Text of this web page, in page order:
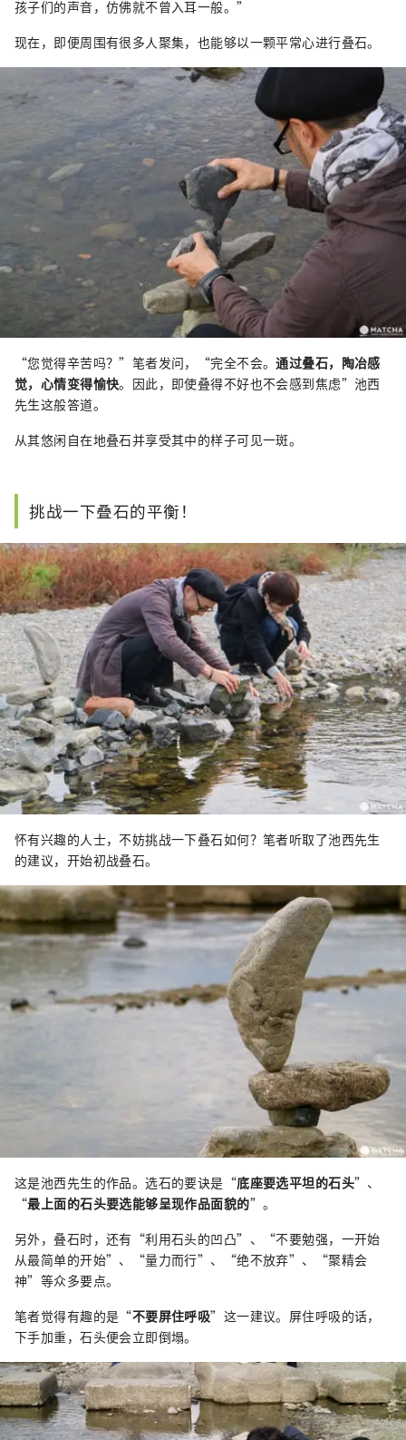
孩子们的声音，仿佛就不曾入耳一般。”
现在，即便周围有很多人聚集，也能够以一颗平常心进行叠石。
“您觉得辛苦吗？”笔者发问，“完全不会。通过叠石，陶冶感
觉，心情变得愉快。因此，即使叠得不好也不会感到焦虑”池西
先生这般答道。
从其悠闲自在地叠石并享受其中的样子可见一斑。
挑战一下叠石的平衡！
怀有兴趣的人士，不妨挑战一下叠石如何？笔者听取了池西先生
的建议，开始初战叠石。
这是池西先生的作品。选石的要诀是“底座要选平坦的石头”、
“最上面的石头要选能够呈现作品面貌的”。
另外，叠石时，还有“利用石头的凹凸”、“不要勉强，一开始
从最简单的开始”、“量力而行”、“绝不放弃”、“聚精会
神”等众多要点。
笔者觉得有趣的是“不要屏住呼吸”这一建议。屏住呼吸的话，
下手加重，石头便会立即倒塌。